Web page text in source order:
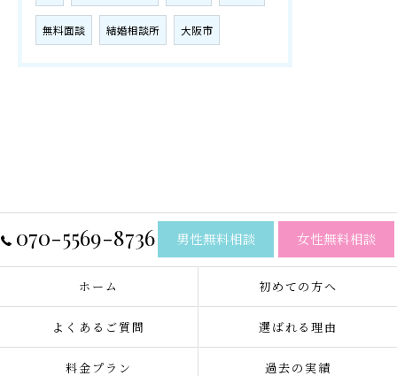
無料面談 結婚相談所 大阪市
070-5569-8736 男性無料相談 女性無料相談
ホーム 初めての方へ
よくあるご質問 選ばれる理由
料金プラン 過去の実績